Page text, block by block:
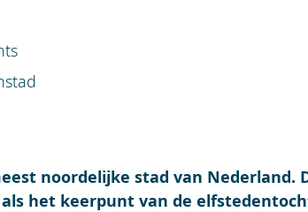
noordelijke stad van Nederland.
het keerpunt van de